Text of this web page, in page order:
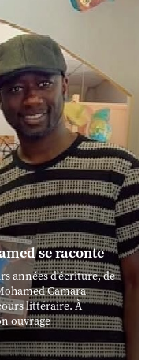
se raconte
années d’écriture, de
Camara
littéraire. À
ouvrage